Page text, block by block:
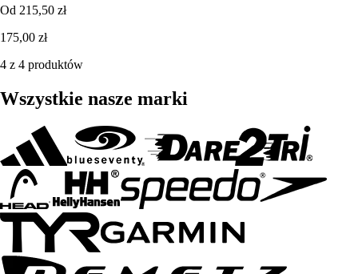
Od 215,50 zł
175,00 zł
4 z 4 produktów
Wszystkie nasze marki